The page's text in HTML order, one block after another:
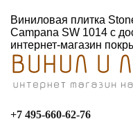
Виниловая плитка
Campana SW 1014 с
интернет-магазин
+7 495-660-62-76